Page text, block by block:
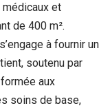
et
de 400 m².
à fournir un
soutenu par
aux
soins de base,